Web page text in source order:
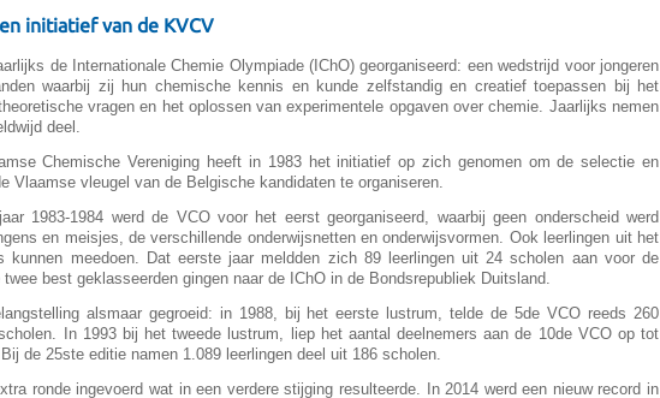
initiatief van de KVCV
de Internationale Chemie Olympiade (IChO) georganiseerd: een wedstrijd voor jongeren
waarbij zij hun chemische kennis en kunde zelfstandig en creatief toepassen bij het
vragen en het oplossen van experimentele opgaven over chemie. Jaarlijks nemen
deel.
Chemische Vereniging heeft in 1983 het initiatief op zich genomen om de selectie en
Vlaamse vleugel van de Belgische kandidaten te organiseren.
1983-1984 werd de VCO voor het eerst georganiseerd, waarbij geen onderscheid werd
en meisjes, de verschillende onderwijsnetten en onderwijsvormen. Ook leerlingen uit het
kunnen meedoen. Dat eerste jaar meldden zich 89 leerlingen uit 24 scholen aan voor de
best geklasseerden gingen naar de IChO in de Bondsrepubliek Duitsland.
alsmaar gegroeid: in 1988, bij het eerste lustrum, telde de 5de VCO reeds 260
In 1993 bij het tweede lustrum, liep het aantal deelnemers aan de 10de VCO op tot
de 25ste editie namen 1.089 leerlingen deel uit 186 scholen.
ronde ingevoerd wat in een verdere stijging resulteerde. In 2014 werd een nieuw record in